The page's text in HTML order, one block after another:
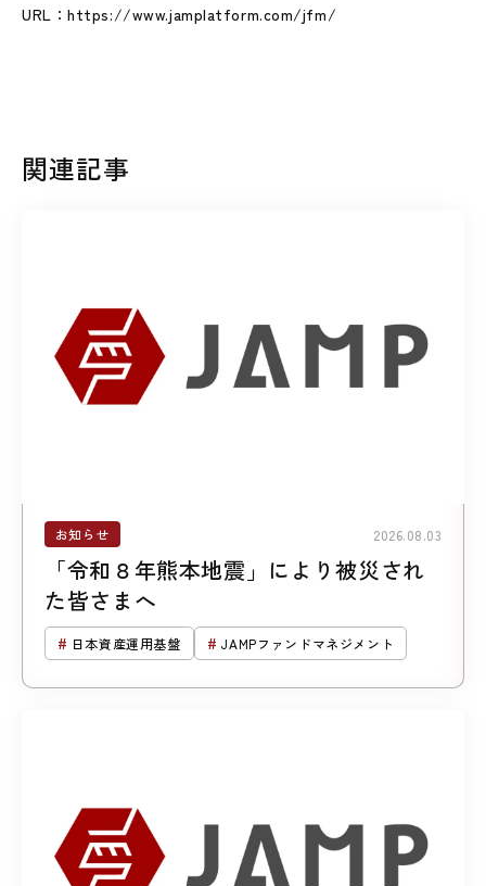
URL：https://www.jamplatform.com/jfm/
関連記事
お知らせ 2026.08.03
「令和８年熊本地震」により被災され
た皆さまへ
日本資産運用基盤 JAMPファンドマネジメント